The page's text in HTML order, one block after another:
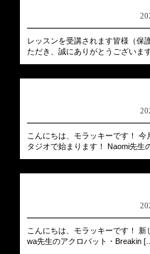
レッスンを受講されます皆様（保
ただき、誠にありがとうございま
こんにちは、モラッキーです！
タジオで始まります！ Naomi先生
こんにちは、モラッキーです！
wa先生のアクロバット・Breakin